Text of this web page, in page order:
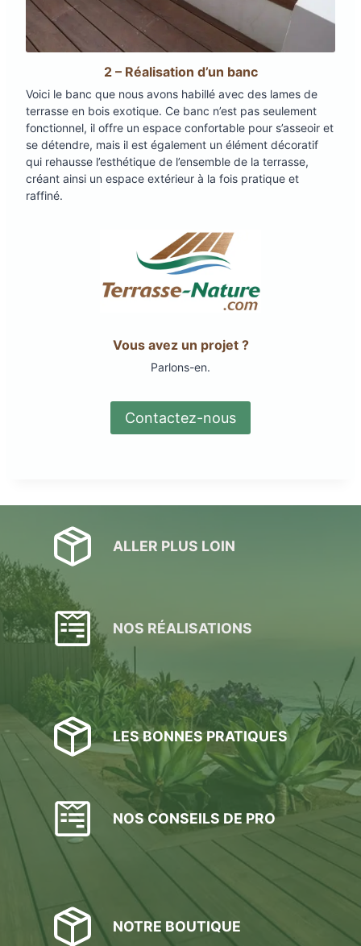
2 – Réalisation d’un banc
Voici le banc que nous avons habillé avec des lames de
terrasse en bois exotique. Ce banc n’est pas seulement
fonctionnel, il offre un espace confortable pour s’asseoir et
se détendre, mais il est également un élément décoratif
qui rehausse l’esthétique de l’ensemble de la terrasse,
créant ainsi un espace extérieur à la fois pratique et
raffiné.
Vous avez un projet ?
Parlons-en.
Contactez-nous
ALLER PLUS LOIN
NOS RÉALISATIONS
LES BONNES PRATIQUES
NOS CONSEILS DE PRO
NOTRE BOUTIQUE